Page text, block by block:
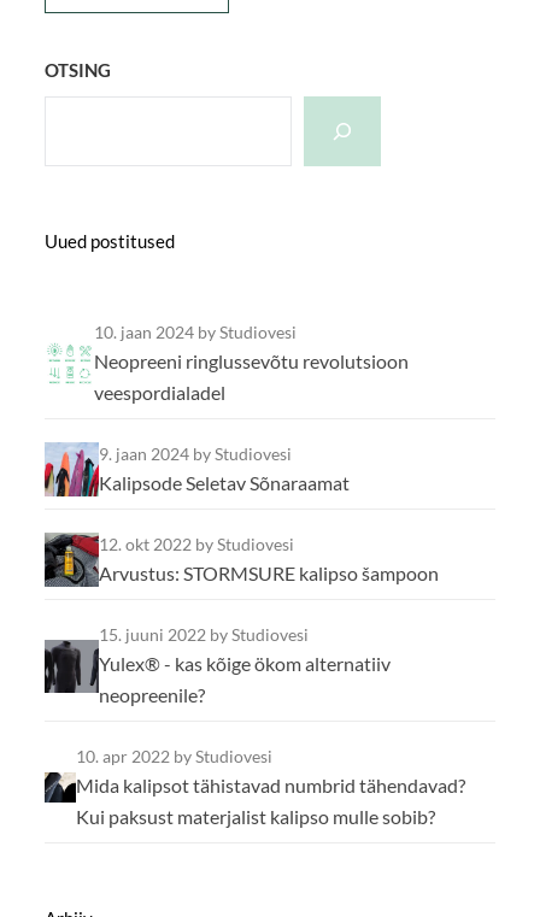
OTSING
Uued postitused
10. jaan 2024 by Studiovesi
Neopreeni ringlussevõtu revolutsioon
veespordialadel
9. jaan 2024 by Studiovesi
Kalipsode Seletav Sõnaraamat
12. okt 2022 by Studiovesi
Arvustus: STORMSURE kalipso šampoon
15. juuni 2022 by Studiovesi
Yulex® - kas kõige ökom alternatiiv
neopreenile?
10. apr 2022 by Studiovesi
Mida kalipsot tähistavad numbrid tähendavad?
Kui paksust materjalist kalipso mulle sobib?